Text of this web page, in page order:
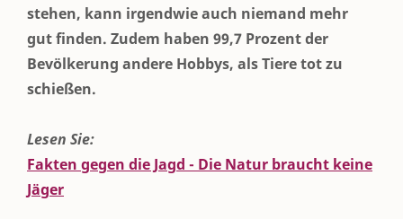
stehen, kann irgendwie auch niemand mehr
gut finden. Zudem haben 99,7 Prozent der
Bevölkerung andere Hobbys, als Tiere tot zu
schießen.
Lesen Sie:
Fakten gegen die Jagd - Die Natur braucht keine
Jäger